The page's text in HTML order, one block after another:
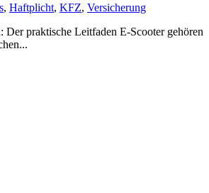
, Haftplicht, KFZ, Versicherung
Der praktische Leitfaden E-Scooter gehören